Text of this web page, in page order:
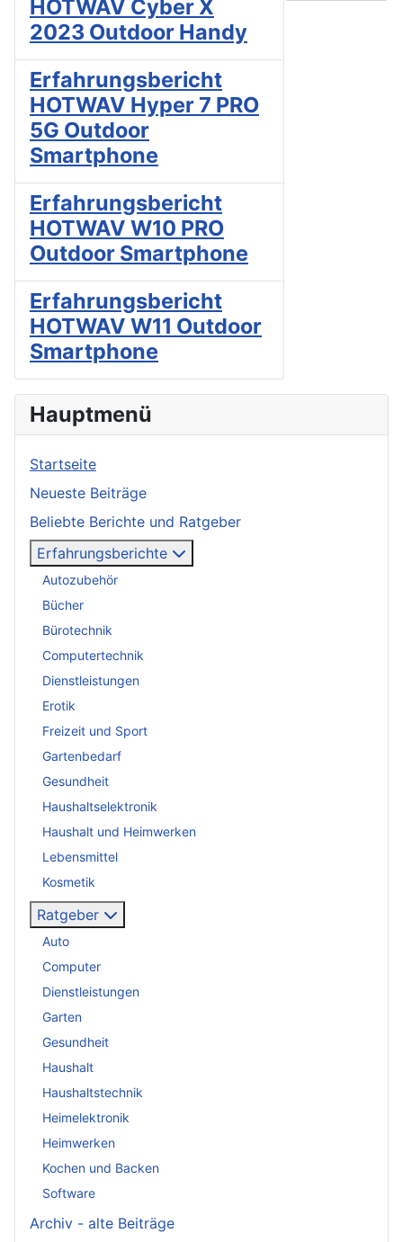
HOTWAV Cyber X
2023 Outdoor Handy
Erfahrungsbericht
HOTWAV Hyper 7 PRO
5G Outdoor
Smartphone
Erfahrungsbericht
HOTWAV W10 PRO
Outdoor Smartphone
Erfahrungsbericht
HOTWAV W11 Outdoor
Smartphone
Hauptmenü
Startseite
Neueste Beiträge
Beliebte Berichte und Ratgeber
Erfahrungsberichte
Autozubehör
Bücher
Bürotechnik
Computertechnik
Dienstleistungen
Erotik
Freizeit und Sport
Gartenbedarf
Gesundheit
Haushaltselektronik
Haushalt und Heimwerken
Lebensmittel
Kosmetik
Ratgeber
Auto
Computer
Dienstleistungen
Garten
Gesundheit
Haushalt
Haushaltstechnik
Heimelektronik
Heimwerken
Kochen und Backen
Software
Archiv - alte Beiträge